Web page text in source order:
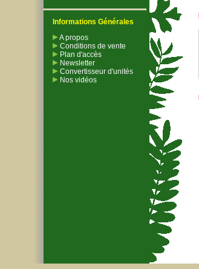
Informations Générales
A propos
Conditions de vente
Plan d'accès
Newsletter
Convertisseur d'unités
Nos vidéos